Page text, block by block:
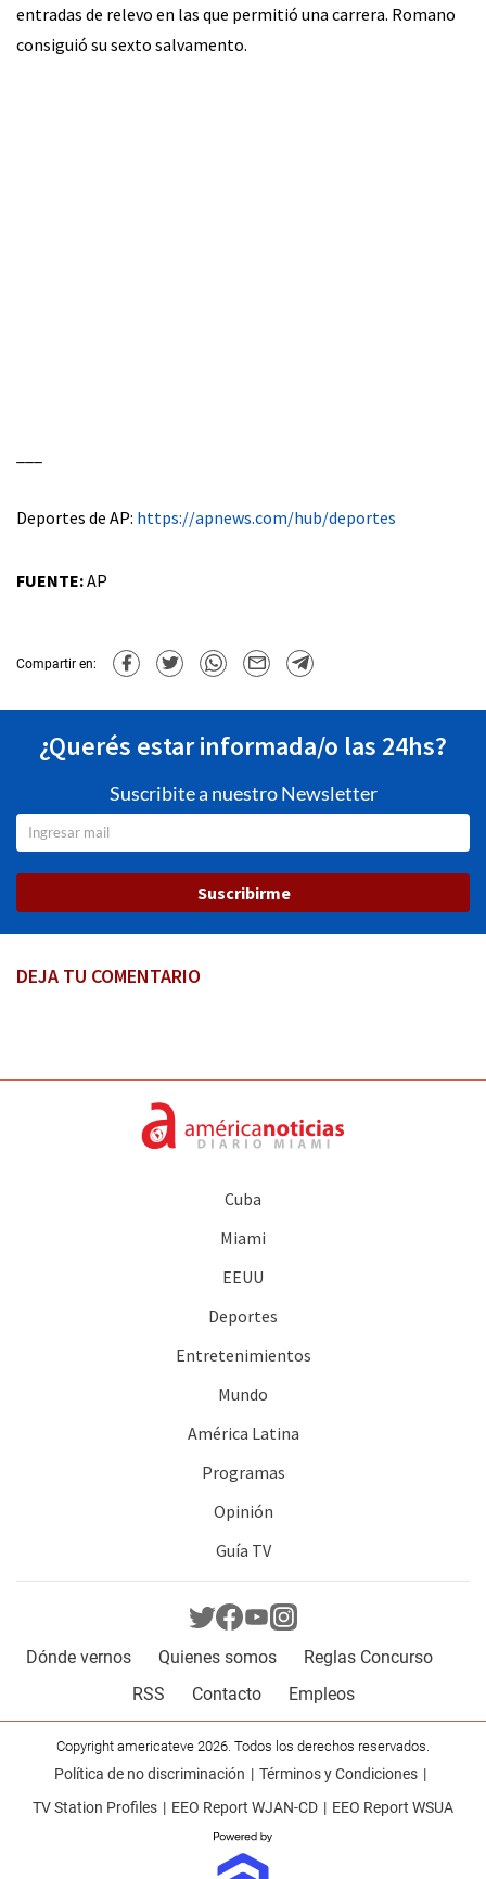
entradas de relevo en las que permitió una carrera. Romano
consiguió su sexto salvamento.
Deportes de AP: https://apnews.com/hub/deportes
FUENTE:AP
Compartir en:
¿Querés estar informada/o las 24hs?
Suscribite a nuestro Newsletter
Suscribirme
DEJA TU COMENTARIO
Cuba
Miami
EEUU
Deportes
Entretenimientos
Mundo
América Latina
Programas
Opinión
Guía TV
Dónde vernos Quienes somos
Reglas Concurso
RSS
Contacto Empleos
Copyright americateve 2026. Todos los derechos reservados.
Política de no discriminación
Términos y Condiciones
TV Station Profiles
EEO Report WJAN-CD EEO Report WSUA